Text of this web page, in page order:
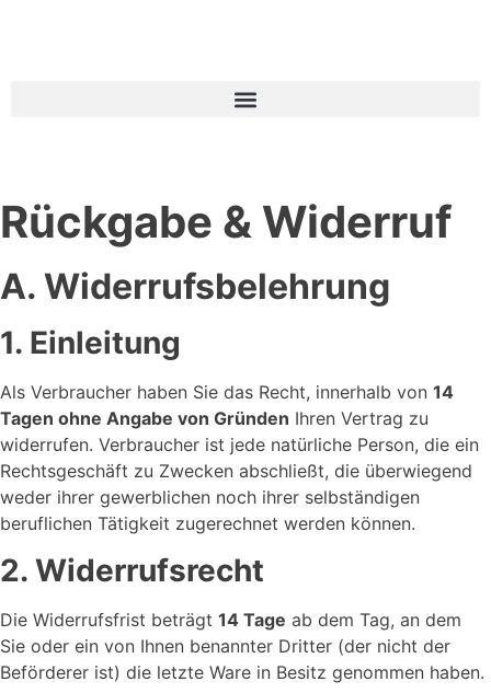
Rückgabe & Widerruf
A. Widerrufsbelehrung
1. Einleitung
Als Verbraucher haben Sie das Recht, innerhalb von 14
Tagen ohne Angabe von Gründen Ihren Vertrag zu
widerrufen. Verbraucher ist jede natürliche Person, die ein
Rechtsgeschäft zu Zwecken abschließt, die überwiegend
weder ihrer gewerblichen noch ihrer selbständigen
beruflichen Tätigkeit zugerechnet werden können.
2. Widerrufsrecht
Die Widerrufsfrist beträgt 14 Tage ab dem Tag, an dem
Sie oder ein von Ihnen benannter Dritter (der nicht der
Beförderer ist) die letzte Ware in Besitz genommen haben.